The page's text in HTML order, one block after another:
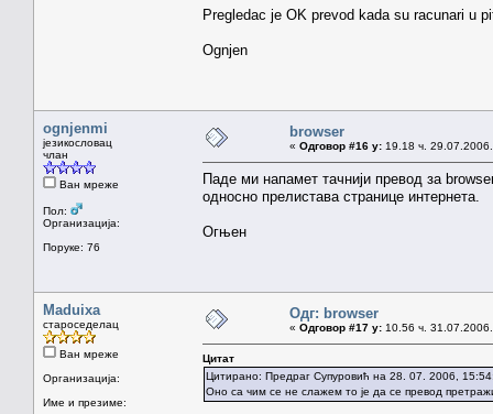
Pregledac je OK prevod kada su racunari u
Ognjen
ognjenmi
језикословац
члан
Ван мреже
Пол:
Организација:
Поруке: 76
browser
« Одговор #16 у: 19.18 ч.
Паде ми напамет тачнији превод за
односно прелистава странице интернета.
Огњен
Maduixa
староседелац
Ван мреже
Организација:
Име и презиме:
Одг: browser
« Одговор #17 у: 10.56 ч.
Цитат
Цитирано: Предраг Супуровић на 28. 07. 2006,
Оно са чим се не слажем то је да се превод